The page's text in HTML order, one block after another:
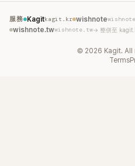
服務 Kagitkagit.kr wishnote
wishnote.twwishnote.tw→ 整併至
© 2026 Kagit.
Terms